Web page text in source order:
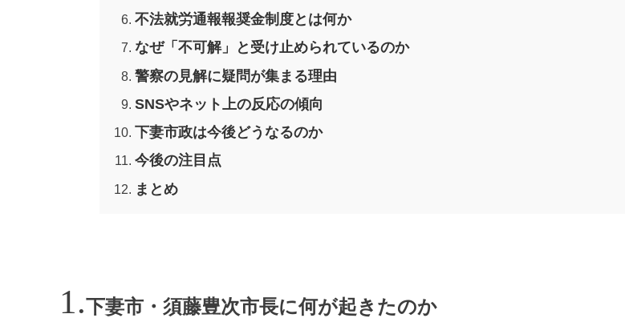
不法就労通報報奨金制度とは何か
なぜ「不可解」と受け止められているのか
警察の見解に疑問が集まる理由
SNSやネット上の反応の傾向
下妻市政は今後どうなるのか
今後の注目点
まとめ
下妻市・須藤豊次市長に何が起きたのか